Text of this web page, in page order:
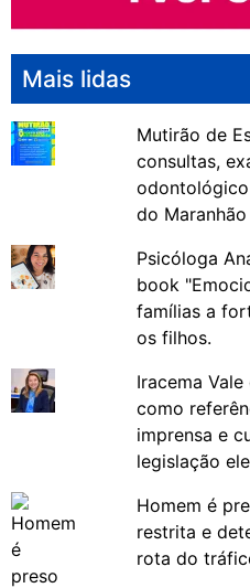
Mais lidas
Mutirão de
consultas,
do
Psicóloga
book
famílias a
os filhos.
Iracema
como
imprensa e
legislação
Homem é
restrita e
rota do